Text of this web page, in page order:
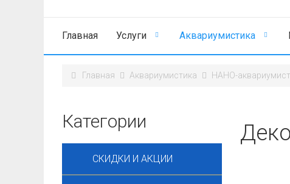
Главная Услуги Аквариумистика
Главная Аквариумистика НАНО-
Категории
СКИДКИ И АКЦИИ